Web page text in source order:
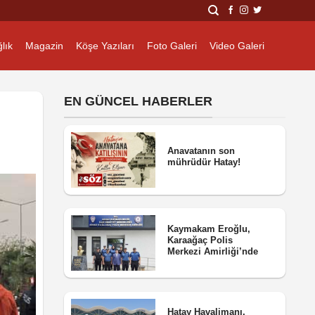
Magazin Köşe Yazıları Foto Galeri Video Galeri
EN GÜNCEL HABERLER
Anavatanın son
mührüdür Hatay!
Kaymakam Eroğlu,
Karaağaç Polis
Merkezi Amirliği’nde
Hatay Havalimanı,